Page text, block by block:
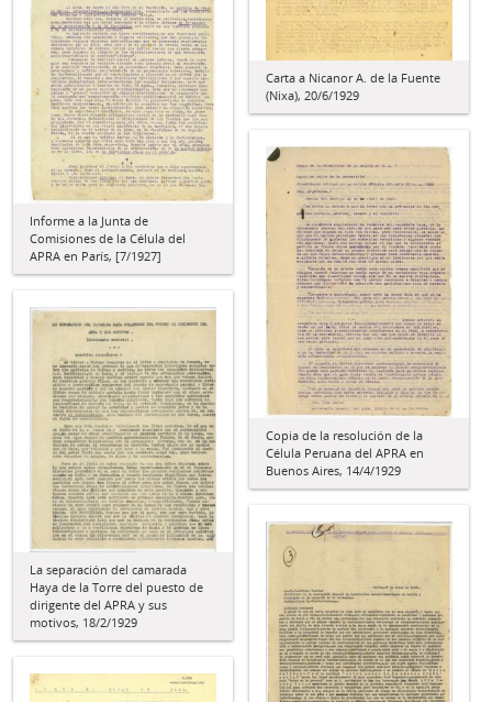
Carta a Nicanor A. de la Fuente
(Nixa), 20/6/1929
Informe a la Junta de
Comisiones de la Célula del
APRA en París, [7/1927]
Copia de la resolución de la
Célula Peruana del APRA en
Buenos Aires, 14/4/1929
La separación del camarada
Haya de la Torre del puesto de
dirigente del APRA y sus
motivos, 18/2/1929